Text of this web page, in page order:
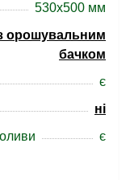
530x500 мм
орошувальним
бачком
є
ні
є